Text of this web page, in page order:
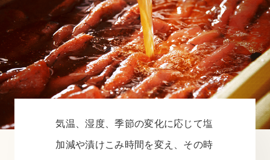
気温、湿度、季節の変化に応じて塩
加減や漬けこみ時間を変え、その時